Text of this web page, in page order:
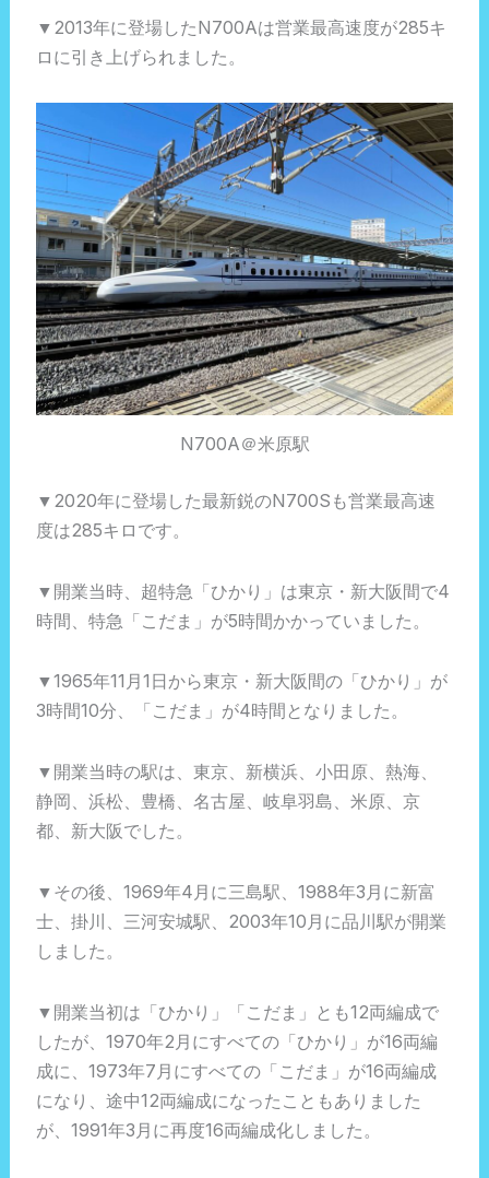
▼2013年に登場したN700Aは営業最高速度が285キ
ロに引き上げられました。
N700A＠米原駅
▼2020年に登場した最新鋭のN700Sも営業最高速
度は285キロです。
▼開業当時、超特急「ひかり」は東京・新大阪間で4
時間、特急「こだま」が5時間かかっていました。
▼1965年11月1日から東京・新大阪間の「ひかり」が
3時間10分、「こだま」が4時間となりました。
▼開業当時の駅は、東京、新横浜、小田原、熱海、
静岡、浜松、豊橋、名古屋、岐阜羽島、米原、京
都、新大阪でした。
▼その後、1969年4月に三島駅、1988年3月に新富
士、掛川、三河安城駅、2003年10月に品川駅が開業
しました。
▼開業当初は「ひかり」「こだま」とも12両編成で
したが、1970年2月にすべての「ひかり」が16両編
成に、1973年7月にすべての「こだま」が16両編成
になり、途中12両編成になったこともありました
が、1991年3月に再度16両編成化しました。